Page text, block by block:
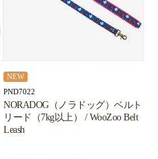
NEW
PND7022
NORADOG（ノラドッグ）ベルト
リード（7kg以上） / WooZoo Belt
Leash